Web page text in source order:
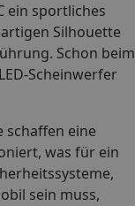
ein sportliches
Silhouette
Schon beim
Scheinwerfer
schaffen eine
was für ein
sein muss,